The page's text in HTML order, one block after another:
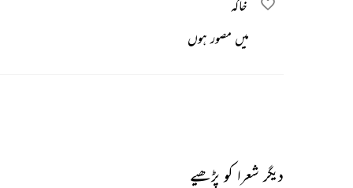
خاکہ
میں مصور ہوں
دیگر شعرا کو پڑھیے